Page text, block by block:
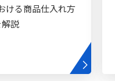
ける商品仕入れ方
説